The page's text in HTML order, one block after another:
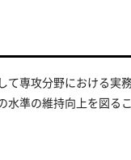
専攻分野における実
準の維持向上を図るこ